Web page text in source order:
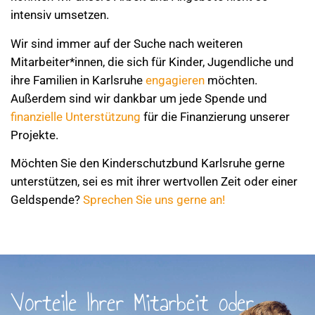
intensiv umsetzen.
Wir sind immer auf der Suche nach weiteren
Mitarbeiter*innen, die sich für Kinder, Jugendliche und
ihre Familien in Karlsruhe engagieren möchten.
Außerdem sind wir dankbar um jede Spende und
finanzielle Unterstützung für die Finanzierung unserer
Projekte.
Möchten Sie den Kinderschutzbund Karlsruhe gerne
unterstützen, sei es mit ihrer wertvollen Zeit oder einer
Geldspende? Sprechen Sie uns gerne an!
Vorteile Ihrer Mitarbeit oder